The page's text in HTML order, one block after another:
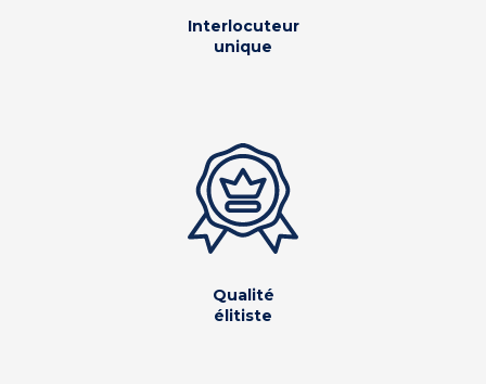
Interlocuteur
unique
Qualité
élitiste